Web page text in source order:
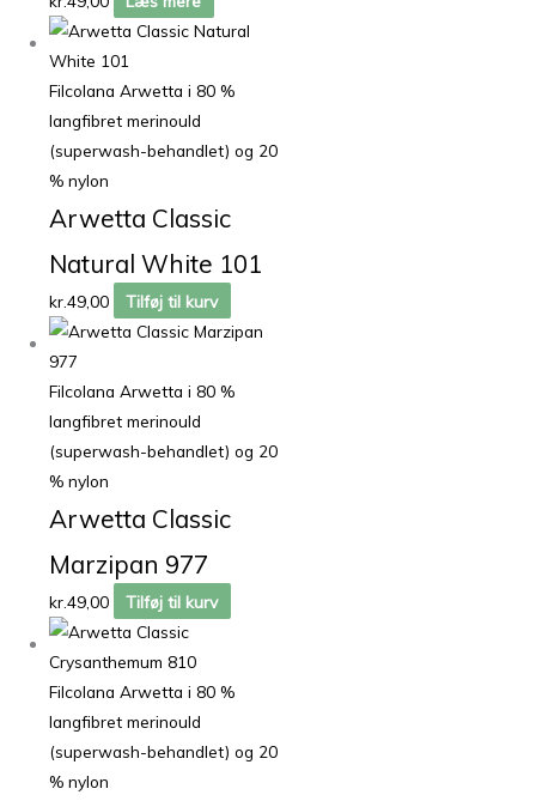
Filcolana Arwetta i 80 %
langfibret merinould
(superwash-behandlet) og 20
% nylon
Arwetta Classic
Natural White 101
kr.49,00 Tilføj til kurv
Filcolana Arwetta i 80 %
langfibret merinould
(superwash-behandlet) og 20
% nylon
Arwetta Classic
Marzipan 977
kr.49,00 Tilføj til kurv
Filcolana Arwetta i 80 %
langfibret merinould
(superwash-behandlet) og 20
% nylon